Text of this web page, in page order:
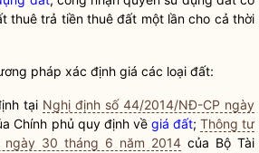
thuê trả tiền thuê đất một lần cho cả thời
pháp xác định giá các loại đất:
tại Nghị định số 44/2014/NĐ-CP ngày
Chính phủ quy định về giá đất; Thông tư
ngày 30 tháng 6 năm 2014 của Bộ Tài